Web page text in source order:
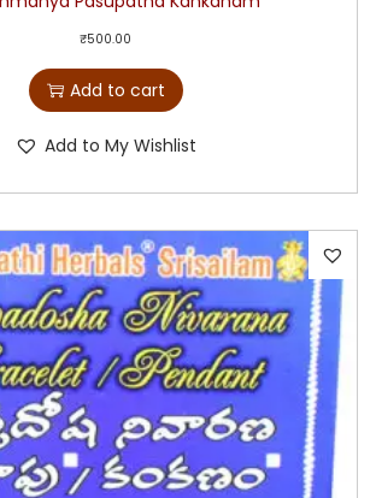
₹500.00
Add to cart
Add to My Wishlist